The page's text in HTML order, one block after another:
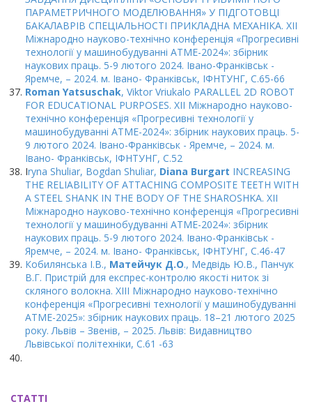
ПАРАМЕТРИЧНОГО МОДЕЛЮВАННЯ» У ПІДГОТОВЦІ
БАКАЛАВРІВ СПЕЦІАЛЬНОСТІ ПРИКЛАДНА МЕХАНІКА. XII
Міжнародно науково-технічно конференція «Прогресивні
технології у машинобудуванні ATME-2024»: збірник
наукових праць. 5-9 лютого 2024. Івано-Франківськ -
Яремче, – 2024. м. Івано- Франківськ, ІФНТУНГ, C.65-66
Roman Yatsuschak, Viktor Vriukalo PARALLEL 2D ROBOT
FOR EDUCATIONAL PURPOSES. XII Міжнародно науково-
технічно конференція «Прогресивні технології у
машинобудуванні ATME-2024»: збірник наукових праць. 5-
9 лютого 2024. Івано-Франківськ - Яремче, – 2024. м.
Івано- Франківськ, ІФНТУНГ, C.52
Iryna Shuliar, Bogdan Shuliar, Diana Burgart INCREASING
THE RELIABILITY OF ATTACHING COMPOSITE TEETH WITH
A STEEL SHANK IN THE BODY OF THE SHAROSHKA. XII
Міжнародно науково-технічно конференція «Прогресивні
технології у машинобудуванні ATME-2024»: збірник
наукових праць. 5-9 лютого 2024. Івано-Франківськ -
Яремче, – 2024. м. Івано- Франківськ, ІФНТУНГ, C.46-47
Кобилянська І.В., Матейчук Д.О., Медвідь Ю.В., Панчук
В.Г. Пристрій для експрес-контролю якості ниток зі
скляного волокна. XIIІ Міжнародно науково-технічно
конференція «Прогресивні технології у машинобудуванні
ATME-2025»: збірник наукових праць. 18–21 лютого 2025
року. Львів – Звенів, – 2025. Львів: Видавництво
Львівської політехніки, C.61 -63
СТАТТІ